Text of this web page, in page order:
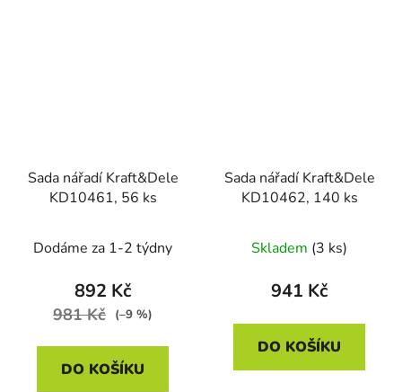
Sada nářadí Kraft&Dele
KD10461, 56 ks
Dodáme za 1-2 týdny
892 Kč
981 Kč (–9 %)
DO KOŠÍKU
Sada nářadí Kraft&Dele
KD10462, 140 ks
Skladem (3 ks)
941 Kč
DO KOŠÍKU